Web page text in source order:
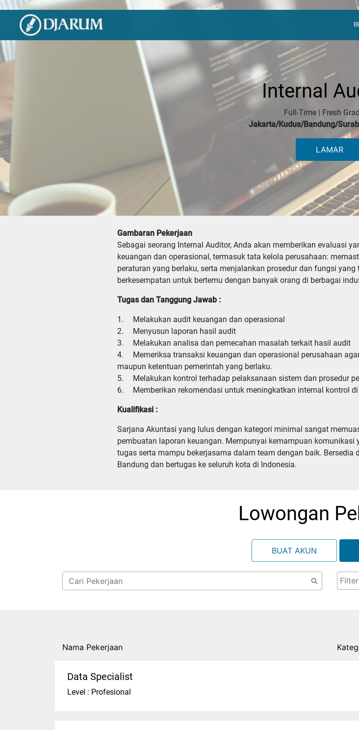
Internal
Full-Time | Fresh
Jakarta/Kudus/Bandung/
LAMAR
Gambaran Pekerjaan
Sebagai seorang Internal Auditor, Anda akan memberikan evaluasi
keuangan dan operasional, termasuk tata kelola perusahaan:
peraturan yang berlaku, serta menjalankan prosedur dan fungsi
berkesempatan untuk bertemu dengan banyak orang di berbagai
Tugas dan Tanggung Jawab :
1.	Melakukan audit keuangan dan operasional
2.	Menyusun laporan hasil audit
3.	Melakukan analisa dan pemecahan masalah terkait hasil audit
4.	Memeriksa transaksi keuangan dan operasional perusahaan agar sesuai dengan SOP, Standar Akuntansi Keuangan
maupun ketentuan pemerintah yang berlaku.
5.	Melakukan kontrol terhadap pelaksanaan sistem dan prosedur perusahaan
6.	Memberikan rekomendasi untuk meningkatkan internal
Kualifikasi :
Sarjana Akuntasi yang lulus dengan kategori minimal sangat
pembuatan laporan keuangan. Mempunyai kemampuan
tugas serta mampu bekerjasama dalam team dengan baik.
Bandung dan bertugas ke seluruh kota di Indonesia.
Lowongan
BUAT AKUN
Nama Pekerjaan
Data Specialist
Level : Profesional